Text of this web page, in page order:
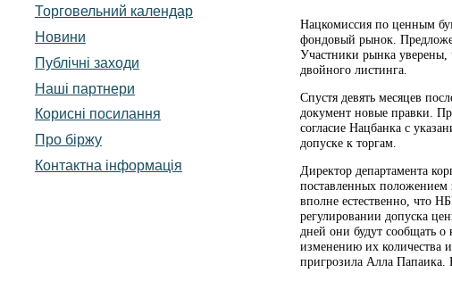
Торговельний календар
Новини
Публічні заходи
Наші партнери
Корисні посилання
Про біржу
Контактна інформація
Нацкомиссия по ценным
фондовый рынок.
Участники рынка уверены,
двойного листинга.
Спустя девять месяцев
документ новые правки.
согласие Нацбанка с
допуске к торгам.
Директор департамента
поставленных положением
вполне естественно, что
регулировании допуска
дней они будут сообщать
изменению их количества
пригрозила Алла Папаика.